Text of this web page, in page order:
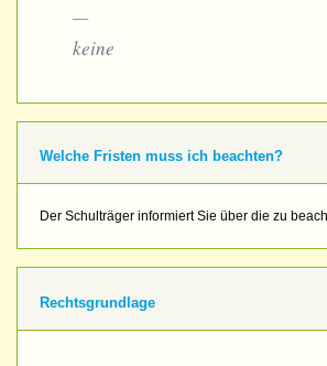
keine
Welche Fristen muss ich beachten?
Der Schulträger informiert Sie über die zu
Rechtsgrundlage